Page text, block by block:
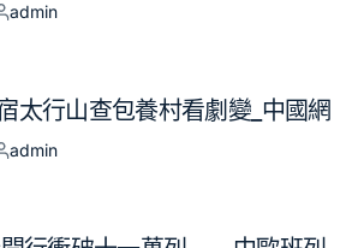
admin
太行山查包養村看劇變_中國網
admin